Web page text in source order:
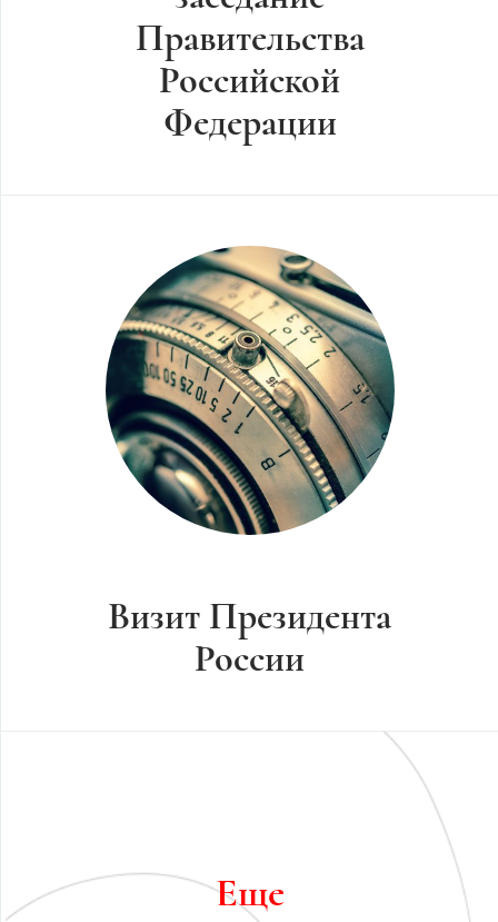
Правительства
Российской
Федерации
Визит Президента
России
Еще